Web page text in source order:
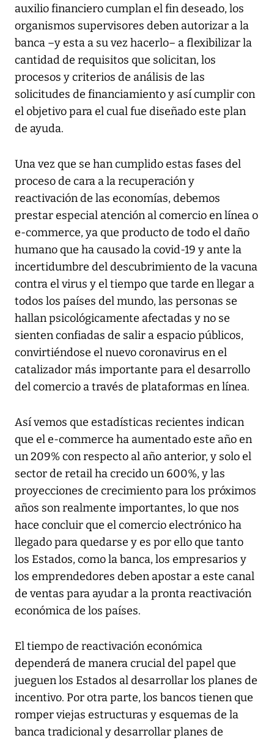
auxilio financiero cumplan el fin deseado, los
organismos supervisores deben autorizar a la
banca –y esta a su vez hacerlo– a flexibilizar la
cantidad de requisitos que solicitan, los
procesos y criterios de análisis de las
solicitudes de financiamiento y así cumplir con
el objetivo para el cual fue diseñado este plan
de ayuda.
Una vez que se han cumplido estas fases del
proceso de cara a la recuperación y
reactivación de las economías, debemos
prestar especial atención al comercio en línea o
e-commerce, ya que producto de todo el daño
humano que ha causado la covid-19 y ante la
incertidumbre del descubrimiento de la vacuna
contra el virus y el tiempo que tarde en llegar a
todos los países del mundo, las personas se
hallan psicológicamente afectadas y no se
sienten confiadas de salir a espacio públicos,
convirtiéndose el nuevo coronavirus en el
catalizador más importante para el desarrollo
del comercio a través de plataformas en línea.
Así vemos que estadísticas recientes indican
que el e-commerce ha aumentado este año en
un 209% con respecto al año anterior, y solo el
sector de retail ha crecido un 600%, y las
proyecciones de crecimiento para los próximos
años son realmente importantes, lo que nos
hace concluir que el comercio electrónico ha
llegado para quedarse y es por ello que tanto
los Estados, como la banca, los empresarios y
los emprendedores deben apostar a este canal
de ventas para ayudar a la pronta reactivación
económica de los países.
El tiempo de reactivación económica
dependerá de manera crucial del papel que
jueguen los Estados al desarrollar los planes de
incentivo. Por otra parte, los bancos tienen que
romper viejas estructuras y esquemas de la
banca tradicional y desarrollar planes de